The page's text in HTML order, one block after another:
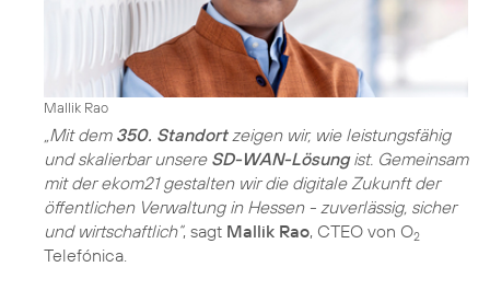
Mallik Rao
„Mit dem 350. Standortzeigen wir, wie leistungsfähig
und skalierbar unsere SD-WAN-Lösungist. Gemeinsam
mit der ekom21 gestalten wir die digitale Zukunft der
öffentlichen Verwaltung in Hessen - zuverlässig, sicher
und wirtschaftlich“, sagt Mallik Rao, CTEO von O2
Telefónica.